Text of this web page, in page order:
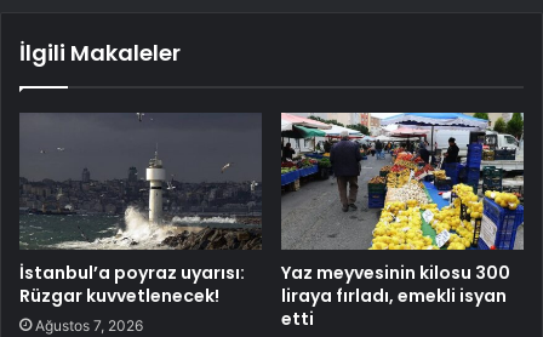
İlgili Makaleler
İstanbul’a poyraz uyarısı:
Rüzgar kuvvetlenecek!
Ağustos 7, 2026
Yaz meyvesinin kilosu 300
liraya fırladı, emekli isyan
etti